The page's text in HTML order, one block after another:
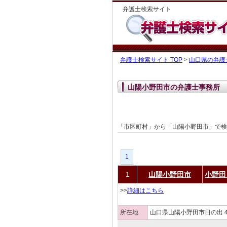
弁護士検索サイト
弁護士検索サイト TOP > 山口県の弁護
山陽小野田市の弁護士事務所
「市区町村」から「山陽小野田市」で
1
1 山陽小野田市 小野
>>詳細はこちら
所在地 山口県山陽小野田市日の出